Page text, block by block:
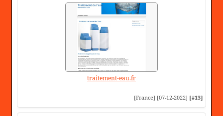
traitement-eau.fr
[France] [07-12-2022] [#13]